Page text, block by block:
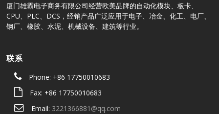
厦门雄霸电子商务有限公司经营欧美品牌的自动化模块、板卡、
CPU、PLC、DCS，经销产品广泛应用于电子、冶金、化工、电厂、
钢厂、橡胶、水泥、机械设备、建筑等行业。
联系
Phone: +86 17750010683
Fax: +86 17750010683
Email: 3221366881@qq.com